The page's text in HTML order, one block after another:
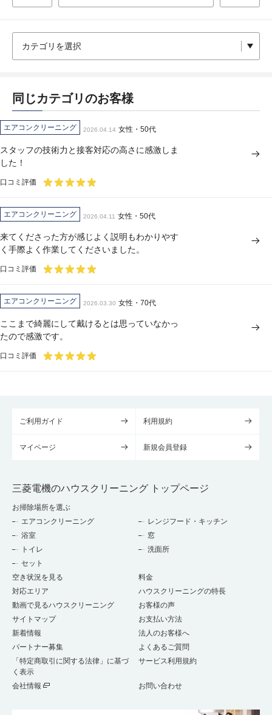
同じカテゴリのお客様
エアコンクリーニング 2026.04.14 女性・50代
スタッフの技術力と接客対応の高さに感激しま
した！
口コミ評価
エアコンクリーニング 2026.04.11 女性・50代
来てくださった方が感じよく説明もわかりやす
く手際よく作業してくださいました。
口コミ評価
エアコンクリーニング 2026.03.30 女性・70代
ここまで綺麗にして戴けるとは思っていなかっ
たので感激です。
口コミ評価
ご利用ガイド 利用規約
マイページ 新規会員登録
三菱電機のハウスクリーニング トップページ
お掃除場所を選ぶ
エアコンクリーニング
レンジフード・キッチン
浴室
窓
トイレ
洗面所
セット
空き状況を見る
料金
対応エリア
ハウスクリーニングの特長
動画で見るハウスクリーニング
お客様の声
サイトマップ
お支払い方法
新着情報
法人のお客様へ
パートナー募集
よくあるご質問
「特定商取引に関する法律」に基づ
く表示
サービス利用規約
会社情報 お問い合わせ